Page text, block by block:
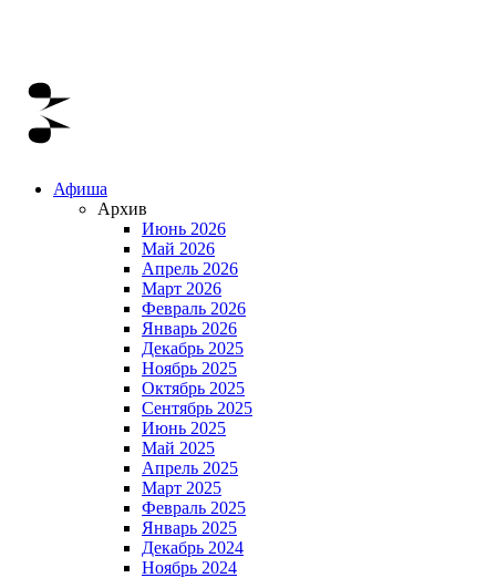
Афиша
Архив
Июнь 2026
Май 2026
Апрель 2026
Март 2026
Февраль 2026
Январь 2026
Декабрь 2025
Ноябрь 2025
Октябрь 2025
Сентябрь 2025
Июнь 2025
Май 2025
Апрель 2025
Март 2025
Февраль 2025
Январь 2025
Декабрь 2024
Ноябрь 2024